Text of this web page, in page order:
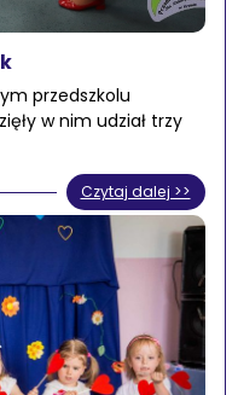
przedszkolu
w nim udział trzy
Czytaj dalej >>